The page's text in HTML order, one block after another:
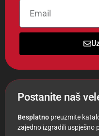
Postanite naš
Besplatno preuzmite
zajedno izgradili uspješno